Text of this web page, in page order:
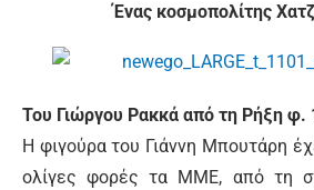
Ένας κοσμοπολίτης
Του Γιώργου Ρακκά από τη Ρήξη φ.
Η φιγούρα του Γιάννη Μπουτάρη
ολίγες φορές τα ΜΜΕ, από τη